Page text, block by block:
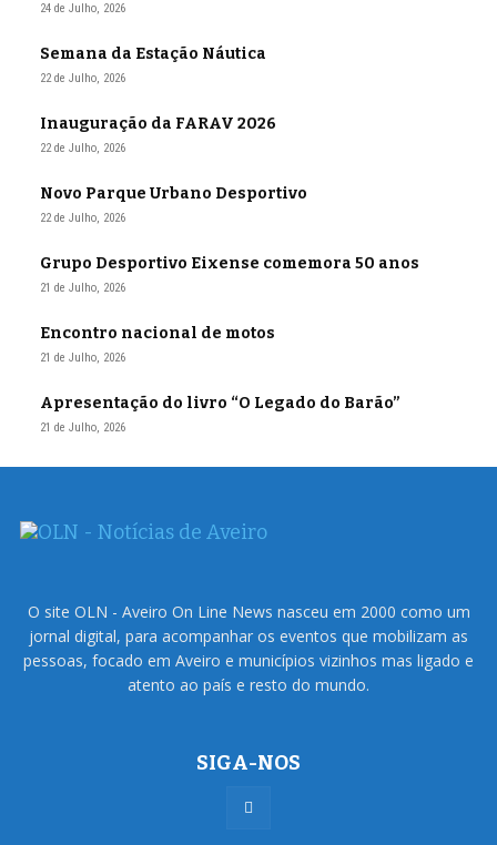
24 de Julho, 2026
Semana da Estação Náutica
22 de Julho, 2026
Inauguração da FARAV 2026
22 de Julho, 2026
Novo Parque Urbano Desportivo
22 de Julho, 2026
Grupo Desportivo Eixense comemora 50 anos
21 de Julho, 2026
Encontro nacional de motos
21 de Julho, 2026
Apresentação do livro “O Legado do Barão”
21 de Julho, 2026
O site OLN - Aveiro On Line News nasceu em 2000 como um
jornal digital, para acompanhar os eventos que mobilizam as
pessoas, focado em Aveiro e municípios vizinhos mas ligado e
atento ao país e resto do mundo.
SIGA-NOS